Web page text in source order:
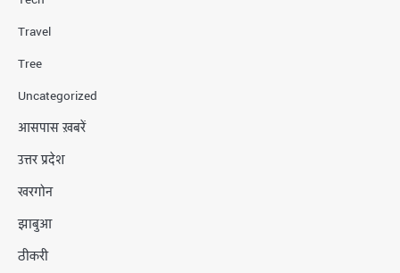
Travel
Tree
Uncategorized
आसपास ख़बरें
उत्तर प्रदेश
खरगोन
झाबुआ
ठीकरी